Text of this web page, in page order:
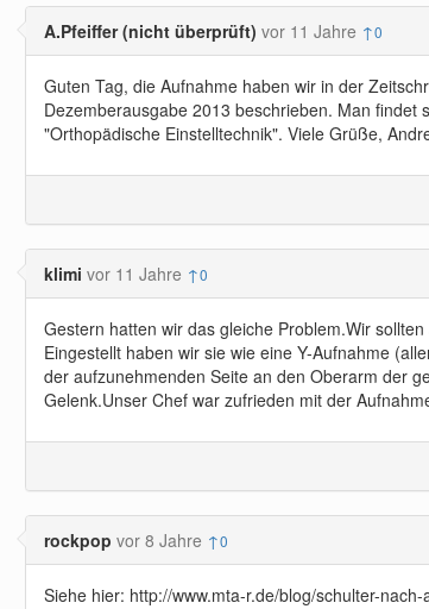
A.Pfeiffer (nicht überprüft) vor 11 Jahre ↑0
Guten Tag, die Aufnahme haben wir in der
Dezemberausgabe 2013 beschrieben. Man findet
"Orthopädische Einstelltechnik". Viele Grüße,
klimi vor 11 Jahre ↑0
Gestern hatten wir das gleiche Problem.Wir
Eingestellt haben wir sie wie eine Y-Aufnahme
der aufzunehmenden Seite an den Oberarm der
Gelenk.Unser Chef war zufrieden mit der
rockpop vor 8 Jahre ↑0
Siehe hier: http://www.mta-r.de/blog/schulter-